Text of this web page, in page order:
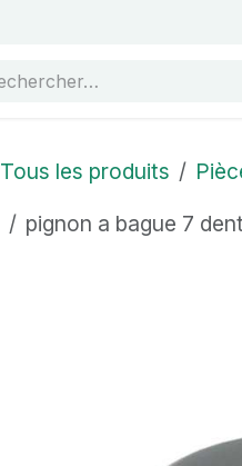
Tous les produits
pignon a bague 7